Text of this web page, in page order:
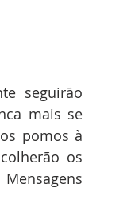
seguirão
mais se
pomos à
os